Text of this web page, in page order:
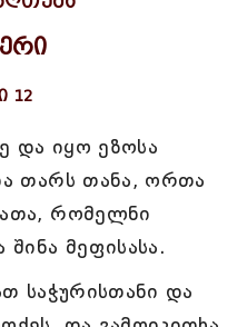
12
და იყო ეზოსა
თარს თანა, ორთა
რომელნი
შინა მეფისასა.
საჭურისთანი და